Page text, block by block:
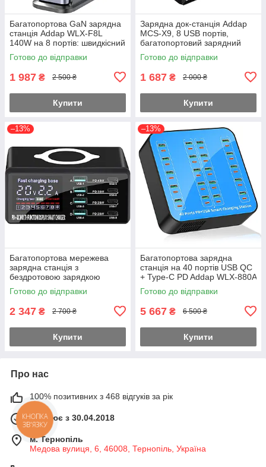
Багатопортова GaN зарядна
станція Addap WLX-F8L
140W на 8 портів: швидкісний
блок живлення 6×USB-C PD
100W + 2×USB-A QC 30W,
Готово до відправки
1 987 ₴ 2 500 ₴
Купити
Зарядна док-станція Addap
MCS-X9, 8 USB портів,
багатопортовий зарядний
пристрій, бездротова зарядка
Qi для смартфонів і гаджетів,
Готово до відправки
1 687 ₴ 2 000 ₴
Купити
–13%
Багатопортова мережева
зарядна станція з
бездротовою зарядкою
Addap MCS-X9D, 4 порти
Type-C + 4 USB-A | QC3.0,
Готово до відправки
2 347 ₴ 2 700 ₴
Купити
–13%
Багатопортова зарядна
станція на 40 портів USB QC
+ Type-C PD Addap WLX-880A
| зарядний пристрій з
швидкою зарядкою , 400W,
Готово до відправки
5 667 ₴ 6 500 ₴
Купити
Про нас
100% позитивних з 468 відгуків за рік
Працює з 30.04.2018
м. Тернопіль
Медова вулиця, 6, 46008, Тернопіль, Україна
КНОПКА
ЗВ'ЯЗКУ